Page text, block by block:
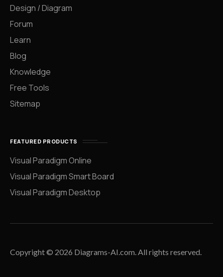
Design / Diagram
Forum
Learn
Blog
Knowledge
Free Tools
Sitemap
FEATURED PRODUCTS
Visual Paradigm Online
Visual Paradigm Smart Board
Visual Paradigm Desktop
Copyright © 2026 Diagrams-AI.com. All rights reserved.